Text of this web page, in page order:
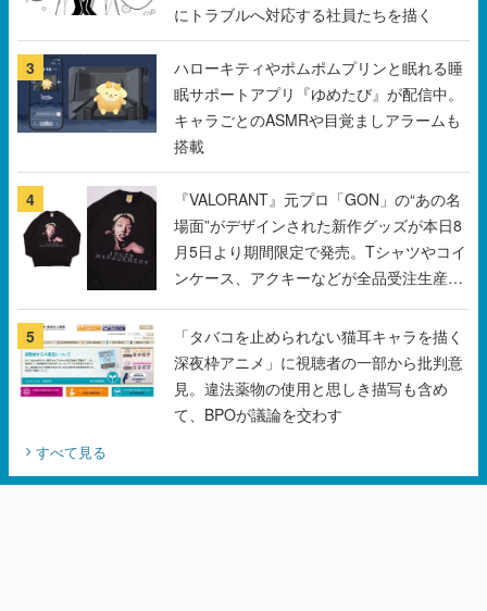
眠サポートアプリ『ゆめたび』が配信中。
キャラごとのASMRや目覚ましアラームも
搭載
4
『VALORANT』元プロ「GON」の“あの名
場面”がデザインされた新作グッズが本日8
月5日より期間限定で発売。Tシャツやコイ
ンケース、アクキーなどが全品受注生産で
登場、過去に発売したグッズの再販も
5
「タバコを止められない猫耳キャラを描く
深夜枠アニメ」に視聴者の一部から批判意
見。違法薬物の使用と思しき描写も含め
て、BPOが議論を交わす
すべて見る